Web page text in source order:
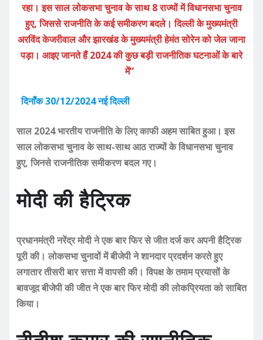
रहा। इस साल लोकसभा चुनाव के साथ 8 राज्यों में विधानसभा चुनाव
हुए, जिससे राजनीति के कई समीकरण बदले। दिल्ली के मुख्यमंत्री
अरविंद केजरीवाल और झारखंड के मुख्यमंत्री हेमंत सोरेन को जेल जाना
पड़ा। आइए जानते हैं 2024 की कुछ बड़ी राजनीतिक घटनाओं के बारे
में”
दिनाँक 30/12/2024 नई दिल्ली
साल 2024 भारतीय राजनीति के लिए काफी अहम साबित हुआ। इस
साल लोकसभा चुनाव के साथ-साथ आठ राज्यों के विधानसभा चुनाव
हुए, जिनसे राजनीतिक समीकरण बदल गए।
मोदी की हैट्रिक
प्रधानमंत्री नरेंद्र मोदी ने एक बार फिर से जीत दर्ज कर अपनी हैट्रिक
पूरी की। लोकसभा चुनावों में बीजेपी ने शानदार प्रदर्शन करते हुए
लगातार तीसरी बार सत्ता में वापसी की। विपक्ष के तमाम प्रयासों के
बावजूद बीजेपी की जीत ने एक बार फिर मोदी की लोकप्रियता को साबित
किया।